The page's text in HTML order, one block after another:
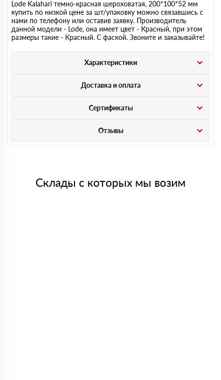
Lode Kalahari темно-красная шероховатая, 200*100*52 мм
купить по низкой цене за шт/упаковку можно связавшись с
нами по телефону или оставив заявку. Производитель
данной модели - Lode, она имеет цвет - Красный, при этом
размеры такие - Красный. С фаской. Звоните и заказывайте!
Характеристики
Доставка и оплата
Сертификаты
Отзывы
Склады с которых мы возим